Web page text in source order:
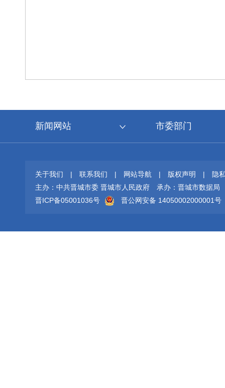
新闻网站 市委部门
关于我们 | 联系我们 | 网站导航 | 版权声明 |
隐
主办：中共晋城市委 晋城市人民政府
承办：晋城市数据局
晋ICP备05001036号
晋公网安备 14050002000001号